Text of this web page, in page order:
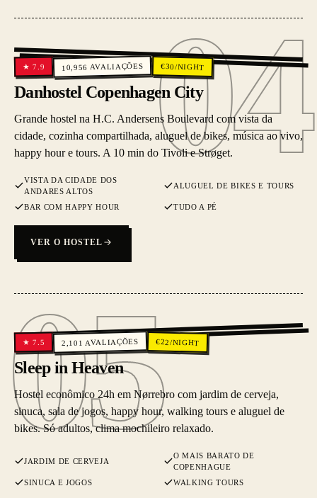
04
04
★7.9 10,956 AVALIAÇÕES €30/NIGHT
Danhostel Copenhagen City
Grande hostel na H.C. Andersens Boulevard com vista da
cidade, cozinha compartilhada, aluguel de bikes, música ao vivo,
happy hour e tours. A 10 min do Tivoli e Strøget.
VISTA DA CIDADE DOS
ANDARES ALTOS
ALUGUEL DE BIKES E TOURS
BAR COM HAPPY HOUR TUDO A PÉ
VER O HOSTEL
05
05
★7.5 2,101 AVALIAÇÕES €22/NIGHT
Sleep in Heaven
Hostel econômico 24h em Nørrebro com jardim de cerveja,
sinuca, sala de jogos, happy hour, walking tours e aluguel de
bikes. Só adultos, clima mochileiro relaxado.
JARDIM DE CERVEJA
O MAIS BARATO DE
COPENHAGUE
SINUCA E JOGOS
WALKING TOURS